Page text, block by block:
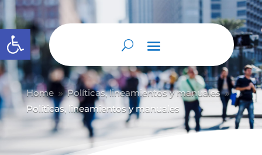
Abrir barra de herramientas
Home 9 Políticas, lineamientos y manuales 9
Políticas, lineamientos y manuales